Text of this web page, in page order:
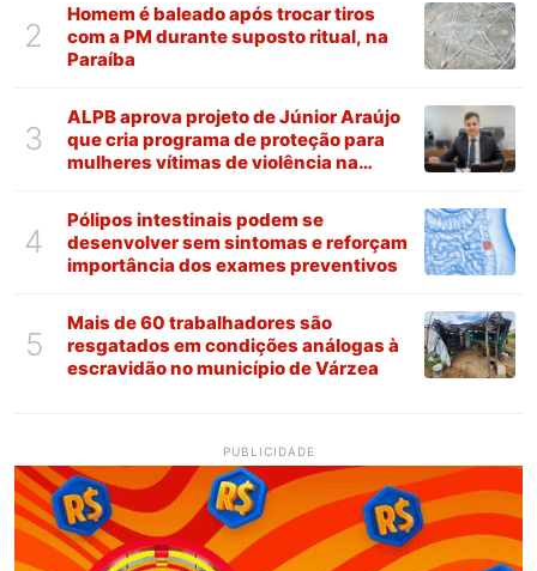
2
Homem é baleado após trocar tiros
com a PM durante suposto ritual, na
Paraíba
3
ALPB aprova projeto de Júnior Araújo
que cria programa de proteção para
mulheres vítimas de violência na
4
Pólipos intestinais podem se
desenvolver sem sintomas e reforçam
importância dos exames preventivos
5
Mais de 60 trabalhadores são
resgatados em condições análogas à
escravidão no município de Várzea
PUBLICIDADE